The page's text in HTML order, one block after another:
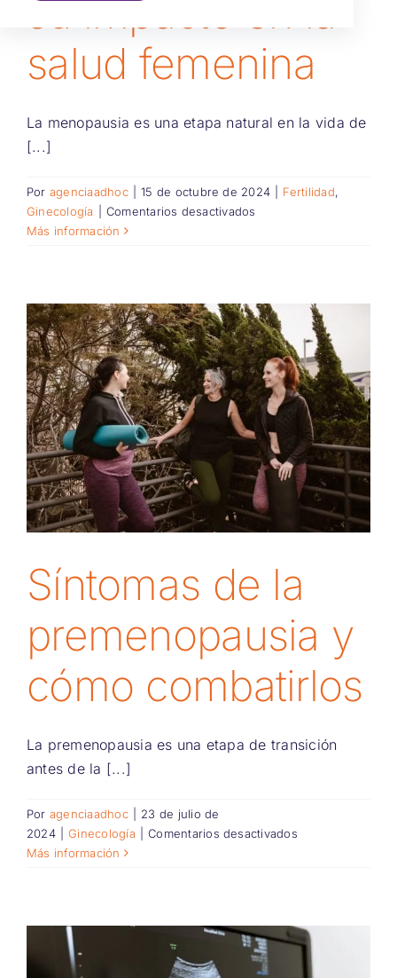
su impacto en la
salud femenina
La menopausia es una etapa natural en la vida de
[...]
Por agenciaadhoc 15 de octubre de 2024 Fertilidad,
Ginecología
Comentarios desactivados
impacto
en
la
salud
femenina
Más información
Síntomas de la
premenopausia y
cómo combatirlos
La premenopausia es una etapa de transición
antes de la [...]
Por agenciaadhoc
23 de julio de
2024
Ginecología Comentarios desactivadosen
y
cómo
combatirlos
Más información